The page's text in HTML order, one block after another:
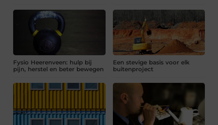
Fysio Heerenveen: hulp bij
pijn, herstel en beter bewegen
Een stevige basis voor elk
buitenproject